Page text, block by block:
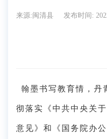
来源:闽清县 发布时间:
翰墨书写教育情，丹
彻落实《中共中央关
意见》和《国务院办